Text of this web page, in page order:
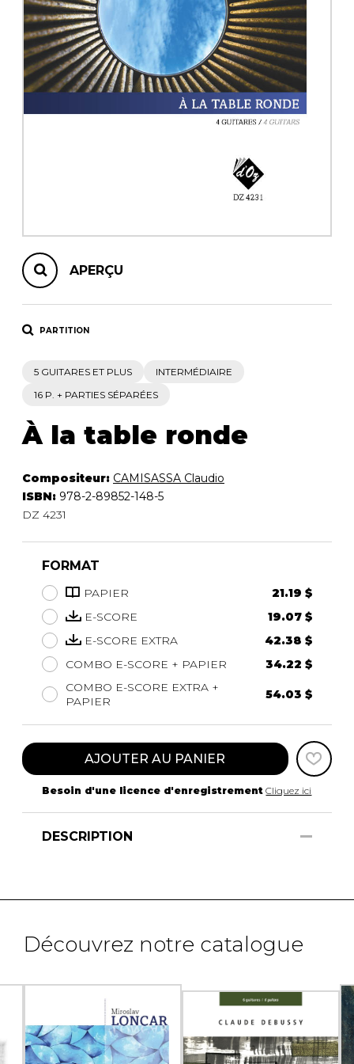
AUTRES PRODUITS
APERÇU
PARTITION
5 GUITARES ET PLUS
INTERMÉDIAIRE
16 P. + PARTIES SÉPARÉES
À la table ronde
Compositeur: CAMISASSA Claudio
ISBN: 978-2-89852-148-5
DZ 4231
FORMAT
PAPIER
21.19 $
E-SCORE
19.07 $
E-SCORE EXTRA
42.38 $
COMBO E-SCORE + PAPIER
34.22 $
COMBO E-SCORE EXTRA +
PAPIER
54.03 $
AJOUTER AU PANIER
Besoin d'une licence d'enregistrement Cliquez ici
DESCRIPTION
Découvrez notre catalogue